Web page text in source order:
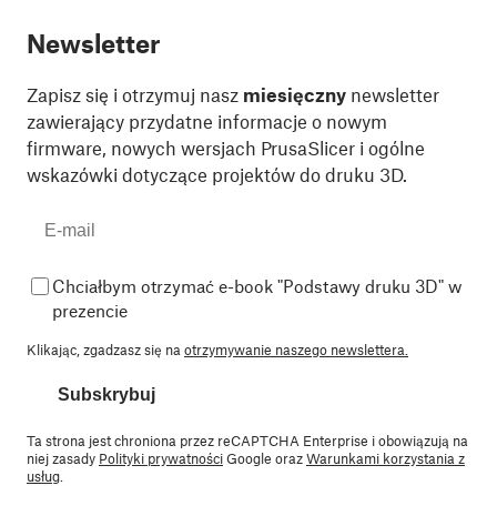
Newsletter
Zapisz się i otrzymuj nasz miesięczny newsletter
zawierający przydatne informacje o nowym
firmware, nowych wersjach PrusaSlicer i ogólne
wskazówki dotyczące projektów do druku 3D.
Chciałbym otrzymać e-book "Podstawy druku 3D" w
prezencie
Klikając, zgadzasz się na otrzymywanie naszego newslettera.
Subskrybuj
Ta strona jest chroniona przez reCAPTCHA Enterprise i obowiązują na
niej zasady Polityki prywatnościGoogle orazWarunkami korzystania z
usług